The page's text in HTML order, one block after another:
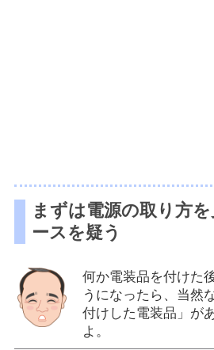
まずは電源の取り方
ースを疑う
何か電装品を付けた
うになったら、当然
付けした電装品」が
よ。